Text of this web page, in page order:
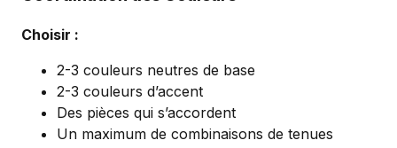
Choisir :
2-3 couleurs neutres de base
2-3 couleurs d’accent
Des pièces qui s’accordent
Un maximum de combinaisons de tenues